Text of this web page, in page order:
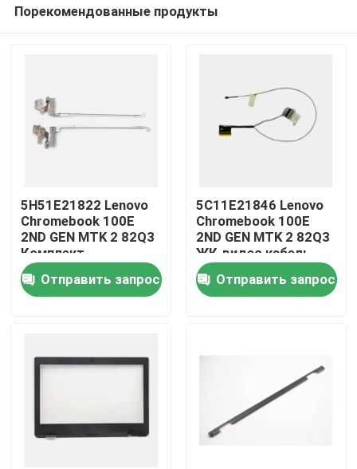
Дом
О нас
Порекомендованные продукты
5H51E21822 Lenovo
Chromebook 100E
2ND GEN MTK 2 82Q3
Комплект
комплектаций
Отправить запрос
5C11E21846 Lenovo
Chromebook 100E
2ND GEN MTK 2 82Q3
ЖК-видео кабель
Отправить запрос